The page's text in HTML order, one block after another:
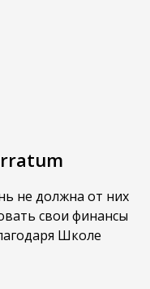
не должна от них
свои финансы
Школе